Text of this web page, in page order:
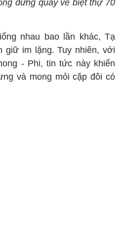
dưng quay về biệt thự 70
nhau bao lần khác, Tạ
giữ im lặng. Tuy nhiên, với
- Phi, tin tức này khiến
và mong mỏi cặp đôi có